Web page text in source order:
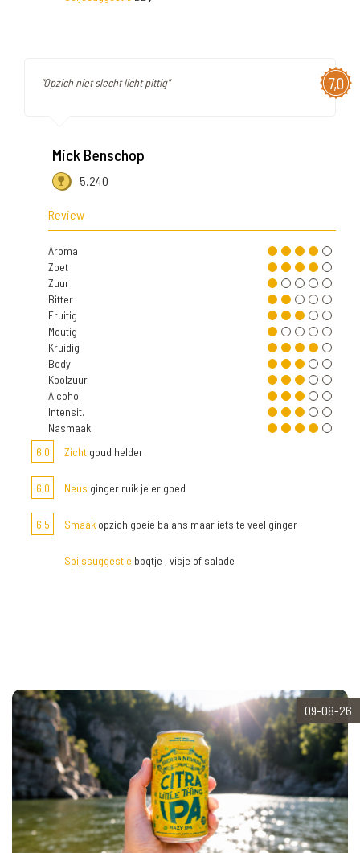
7,0
"Opzich niet slecht licht pittig"
Mick Benschop
5.240
Review
Aroma
Zoet
Zuur
Bitter
Fruitig
Moutig
Kruidig
Body
Koolzuur
Alcohol
Intensit.
Nasmaak
6,0
Zicht goud helder
6,0 Neus ginger ruik je er goed
6,5 Smaak opzich goeie balans maar iets te veel ginger
Spijssuggestie bbqtje , visje of salade
09-08-26